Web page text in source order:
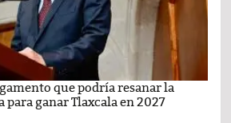
que podría resanar la
para ganar Tlaxcala en 2027